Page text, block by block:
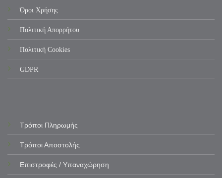
Όροι Χρήσης
Πολιτική Απορρήτου
Πολιτική Cookies
GDPR
Τρόποι Πληρωμής
Τρόποι Αποστολής
Επιστροφές / Υπαναχώρηση